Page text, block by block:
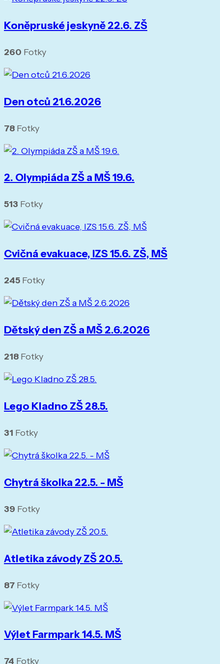
Koněpruské jeskyně 22.6. ZŠ
260 Fotky
Den otců 21.6.2026
78 Fotky
2. Olympiáda ZŠ a MŠ 19.6.
513 Fotky
Cvičná evakuace, IZS 15.6. ZŠ, MŠ
245 Fotky
Dětský den ZŠ a MŠ 2.6.2026
218 Fotky
Lego Kladno ZŠ 28.5.
31 Fotky
Chytrá školka 22.5. - MŠ
39 Fotky
Atletika závody ZŠ 20.5.
87 Fotky
Výlet Farmpark 14.5. MŠ
74 Fotky